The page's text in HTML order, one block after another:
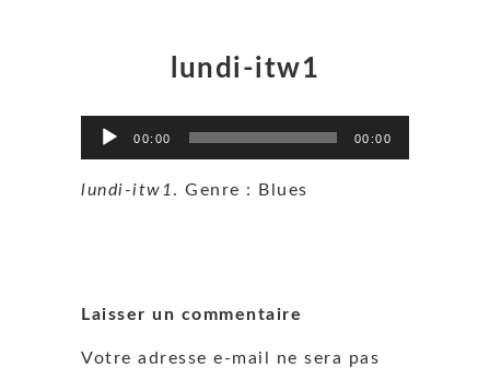
lundi-itw1
Lecteur
audio
00:00 00:00
lundi-itw1 . Genre : Blues
Laisser un commentaire
Votre adresse e-mail ne sera pas